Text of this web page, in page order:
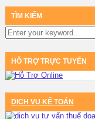
TÌM KIẾM
HỖ TRỢ TRỰC TUYẾN
DỊCH VỤ KẾ TOÁN